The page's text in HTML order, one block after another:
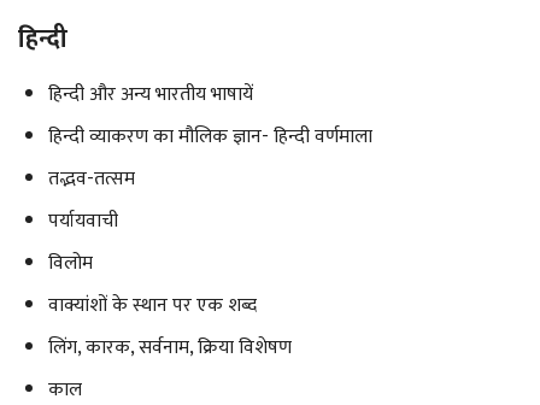
हिन्दी
हिन्दी और अन्य भारतीय भाषायें
हिन्दी व्याकरण का मौलिक ज्ञान- हिन्दी वर्णमाला
तद्भव-तत्सम
पर्यायवाची
विलोम
वाक्यांशों के स्थान पर एक शब्द
लिंग, कारक, सर्वनाम, क्रिया विशेषण
काल